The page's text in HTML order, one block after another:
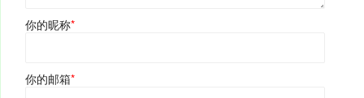
你的昵称*
你的邮箱*